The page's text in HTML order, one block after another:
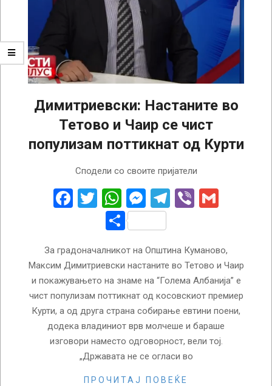
Димитриевски: Настаните во
Тетово и Чаир се чист
популизам поттикнат од Курти
Сподели со своите пријатели
Facebook
Twitter
WhatsApp
Messenger
Telegram
Viber
Share
За градоначалникот на Општина Куманово,
Максим Димитриевски настаните во Тетово и Чаир
и покажувањето на знаме на “Голема Албанија” е
чист популизам поттикнат од косовскиот премиер
Курти, а од друга страна собирање евтини поени,
додека владиниот врв молчеше и бараше
изговори наместо одговорност, вели тој.
„Државата не се огласи во
ПРОЧИТАЈ ПОВЕЌЕ